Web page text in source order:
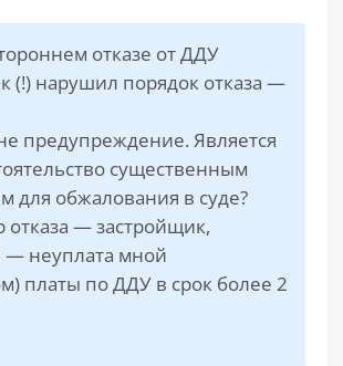
отказе от ДДУ
(!) нарушил порядок отказа —
предупреждение. Является
существенным
для обжалования в суде?
отказа — застройщик,
— неуплата мной
платы по ДДУ в срок более 2